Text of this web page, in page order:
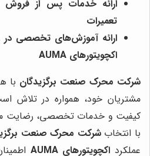
ارائه خدمات پس از فروش
تعمیرات
ارائه آموزش‌های تخصصی در
اکچویتورهای AUMA
شرکت محرک صنعت برگزیدگان با
مشتریان خود، همواره در تلاش
کیفیت و خدمات تخصصی، رضایت
با انتخابشرکت محرک صنعت
عملکرد اکچویتورهای AUMA